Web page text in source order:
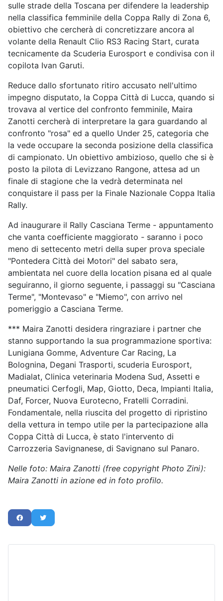
sulle strade della Toscana per difendere la leadership
nella classifica femminile della Coppa Rally di Zona 6,
obiettivo che cercherà di concretizzare ancora al
volante della Renault Clio RS3 Racing Start, curata
tecnicamente da Scuderia Eurosport e condivisa con il
copilota Ivan Garuti.
Reduce dallo sfortunato ritiro accusato nell'ultimo
impegno disputato, la Coppa Città di Lucca, quando si
trovava al vertice del confronto femminile, Maira
Zanotti cercherà di interpretare la gara guardando al
confronto "rosa" ed a quello Under 25, categoria che
la vede occupare la seconda posizione della classifica
di campionato. Un obiettivo ambizioso, quello che si è
posto la pilota di Levizzano Rangone, attesa ad un
finale di stagione che la vedrà determinata nel
conquistare il pass per la Finale Nazionale Coppa Italia
Rally.
Ad inaugurare il Rally Casciana Terme - appuntamento
che vanta coefficiente maggiorato - saranno i poco
meno di settecento metri della super prova speciale
"Pontedera Città dei Motori" del sabato sera,
ambientata nel cuore della location pisana ed al quale
seguiranno, il giorno seguente, i passaggi su "Casciana
Terme", "Montevaso" e "Miemo", con arrivo nel
pomeriggio a Casciana Terme.
*** Maira Zanotti desidera ringraziare i partner che
stanno supportando la sua programmazione sportiva:
Lunigiana Gomme, Adventure Car Racing, La
Bolognina, Degani Trasporti, scuderia Eurosport,
Madialat, Clinica veterinaria Modena Sud, Assetti e
pneumatici Cerfogli, Map, Giotto, Deca, Impianti Italia,
Daf, Forcer, Nuova Eurotecno, Fratelli Corradini.
Fondamentale, nella riuscita del progetto di ripristino
della vettura in tempo utile per la partecipazione alla
Coppa Città di Lucca, è stato l'intervento di
Carrozzeria Savignanese, di Savignano sul Panaro.
Nelle foto: Maira Zanotti (free copyright Photo Zini):
Maira Zanotti in azione ed in foto profilo.